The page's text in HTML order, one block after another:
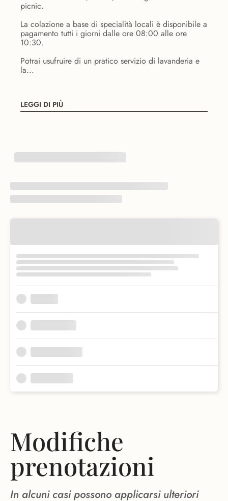
picnic.
La colazione a base di specialità locali è disponibile a
pagamento tutti i giorni dalle ore 08:00 alle ore
10:30.
Potrai usufruire di un pratico servizio di lavanderia e
la...
LEGGI DI PIÙ
Modifiche
prenotazioni
In alcuni casi possono applicarsi ulteriori